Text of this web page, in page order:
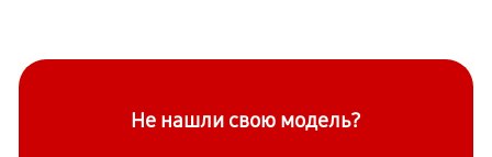
Не нашли свою модель?